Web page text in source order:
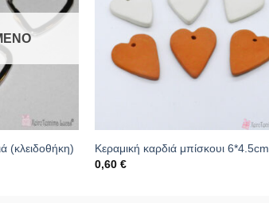
(κλειδοθήκη)
Κεραμική καρδιά μπίσκουι 6*4.5cm
0,60€